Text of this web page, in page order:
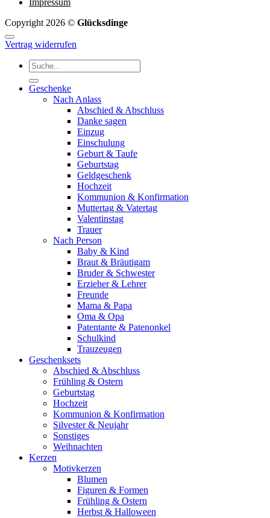
Impressum
Copyright 2026 © Glücksdinge
Vertrag widerrufen
Suchen
nach:
Geschenke
Nach Anlass
Abschied & Abschluss
Danke sagen
Einzug
Einschulung
Geburt & Taufe
Geburtstag
Geldgeschenk
Hochzeit
Kommunion & Konfirmation
Muttertag & Vatertag
Valentinstag
Trauer
Nach Person
Baby & Kind
Braut & Bräutigam
Bruder & Schwester
Erzieher & Lehrer
Freunde
Mama & Papa
Oma & Opa
Patentante & Patenonkel
Schulkind
Trauzeugen
Geschenksets
Abschied & Abschluss
Frühling & Ostern
Geburtstag
Hochzeit
Kommunion & Konfirmation
Silvester & Neujahr
Sonstiges
Weihnachten
Kerzen
Motivkerzen
Blumen
Figuren & Formen
Frühling & Ostern
Herbst & Halloween